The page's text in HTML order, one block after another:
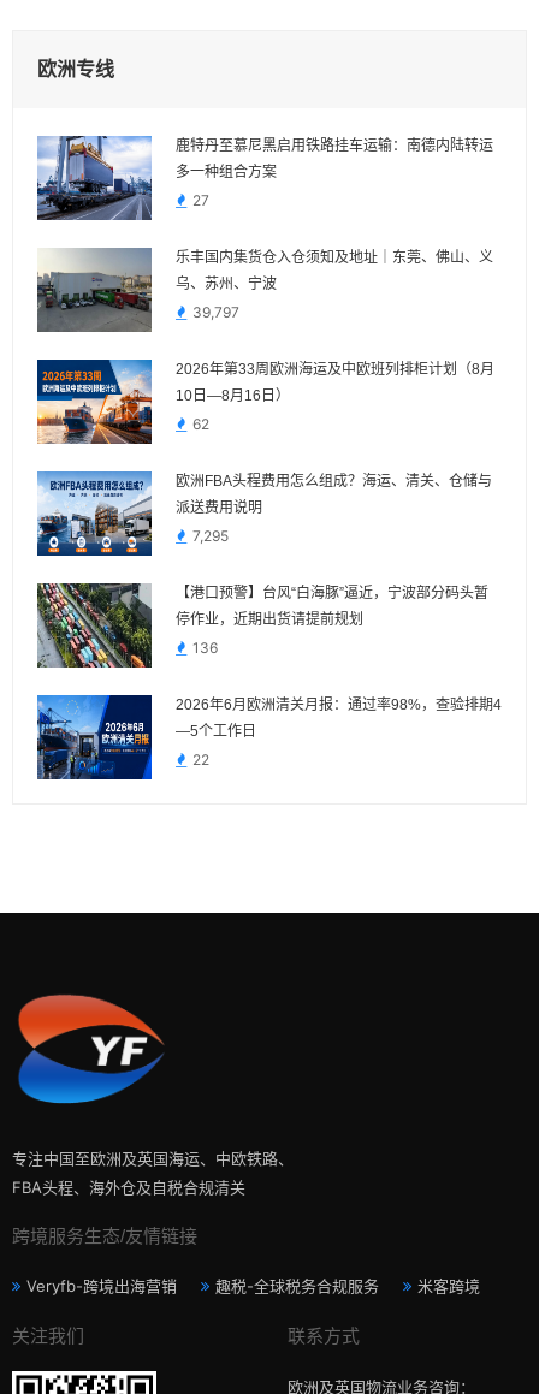
欧洲专线
鹿特丹至慕尼黑启用铁路挂车运输：南德内陆转运
多一种组合方案
27
乐丰国内集货仓入仓须知及地址｜东莞、佛山、义
乌、苏州、宁波
39,797
2026年第33周欧洲海运及中欧班列排柜计划（8月
10日—8月16日）
62
欧洲FBA头程费用怎么组成？海运、清关、仓储与
派送费用说明
7,295
【港口预警】台风“白海豚”逼近，宁波部分码头暂
停作业，近期出货请提前规划
136
2026年6月欧洲清关月报：通过率98%，查验排期4
—5个工作日
22
专注中国至欧洲及英国海运、中欧铁路、
FBA头程、海外仓及自税合规清关
跨境服务生态/友情链接
Veryfb-跨境出海营销 趣税-全球税务合规服务 米客跨境
关注我们 联系方式
欧洲及英国物流业务咨询：